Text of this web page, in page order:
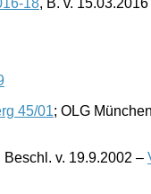
18, B. v.
45/01; OLG
Beschl. v. 19.9.2002 –